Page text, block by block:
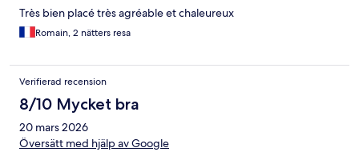
Très bien placé très agréable et chaleureux
Romain, 2 nätters resa
Verifierad recension
8/10 Mycket bra
20 mars 2026
Översätt med hjälp av Google